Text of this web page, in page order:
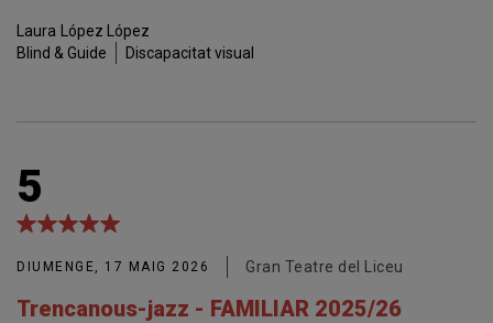
Laura
López López
Blind & Guide
Discapacitat visual
5
DIUMENGE, 17 MAIG 2026 Gran Teatre del Liceu
Trencanous-jazz - FAMILIAR 2025/26